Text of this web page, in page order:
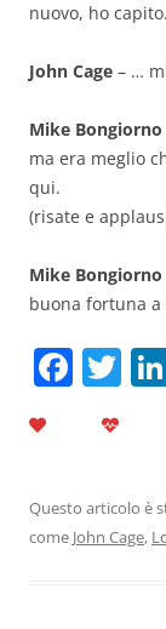
nuovo, ho capito.
John Cage – …
Mike Bongiorno
ma era meglio
qui.
(risate e
Mike Bongiorno
buona fortuna
F
b
o
T
Questo articolo è
come John Cage,